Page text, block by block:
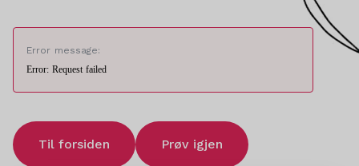
Error message:
Error: Request failed
Til forsiden Prøv igjen